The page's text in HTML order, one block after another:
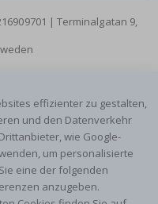
| Terminalgatan 9,
effizienter zu gestalten,
und den Datenverkehr
wie Google-
um personalisierte
eine der folgenden
anzugeben.